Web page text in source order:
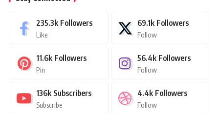
235.3k Followers
Like
69.1k Followers
Follow
11.6k Followers
Pin
56.4k Followers
Follow
136k Subscribers
Subscribe
4.4k Followers
Follow